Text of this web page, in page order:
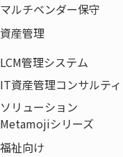
マルチベンダー保守
資産管理
LCM管理システム
IT資産管理コンサルテ
ソリューション
Metamojiシリーズ
福祉向け
15:00～
視聴推奨
参加費 無料
定員